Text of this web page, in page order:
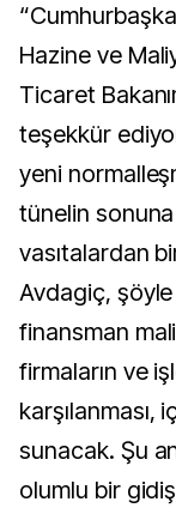
Hazine ve
Ticaret
teşekkür
yeni
tünelin
vasıtalardan
Avdagiç,
finansman
firmaların ve
karşılanması,
sunacak. Şu
olumlu bir